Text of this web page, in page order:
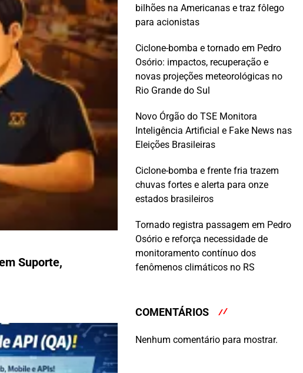
Suporte,
bilhões na Americanas e traz fôlego
para acionistas
Ciclone-bomba e tornado em Pedro
Osório: impactos, recuperação e
novas projeções meteorológicas no
Rio Grande do Sul
Novo Órgão do TSE Monitora
Inteligência Artificial e Fake News nas
Eleições Brasileiras
Ciclone-bomba e frente fria trazem
chuvas fortes e alerta para onze
estados brasileiros
Tornado registra passagem em Pedro
Osório e reforça necessidade de
monitoramento contínuo dos
fenômenos climáticos no RS
COMENTÁRIOS
Nenhum comentário para mostrar.